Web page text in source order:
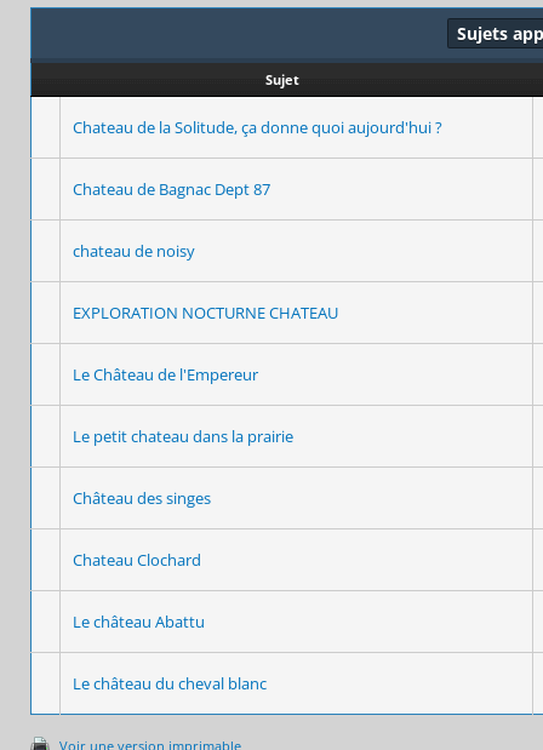
Sujets
Sujet
Chateau de la Solitude, ça donne quoi aujourd'hui ?
Chateau de Bagnac Dept 87
chateau de noisy
EXPLORATION NOCTURNE CHATEAU
Le Château de l'Empereur
Le petit chateau dans la prairie
Château des singes
Chateau Clochard
Le château Abattu
Le château du cheval blanc
Voir une version imprimable